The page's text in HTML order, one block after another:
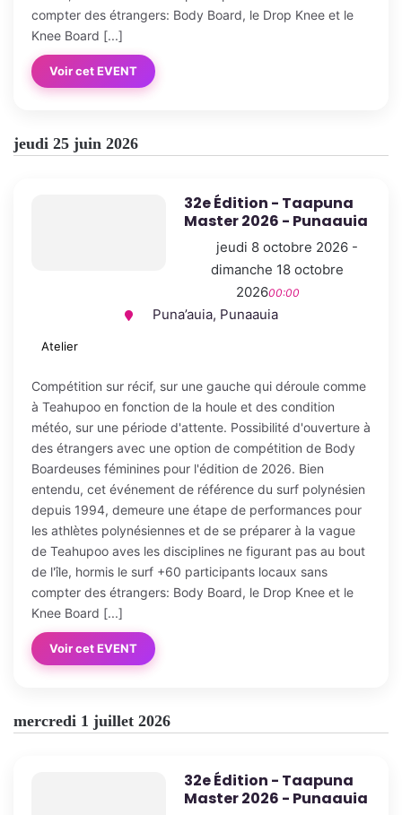
compter des étrangers: Body Board, le Drop Knee et le
Knee Board [...]
Voir cet EVENT
jeudi 25 juin 2026
32e Édition - Taapuna
Master 2026 - Punaauia
jeudi 8 octobre 2026 -
dimanche 18 octobre
202600:00
Puna’auia, Punaauia
Atelier
Compétition sur récif, sur une gauche qui déroule comme
à Teahupoo en fonction de la houle et des condition
météo, sur une période d'attente. Possibilité d'ouverture à
des étrangers avec une option de compétition de Body
Boardeuses féminines pour l'édition de 2026. Bien
entendu, cet événement de référence du surf polynésien
depuis 1994, demeure une étape de performances pour
les athlètes polynésiennes et de se préparer à la vague
de Teahupoo aves les disciplines ne figurant pas au bout
de l'île, hormis le surf +60 participants locaux sans
compter des étrangers: Body Board, le Drop Knee et le
Knee Board [...]
Voir cet EVENT
mercredi 1 juillet 2026
32e Édition - Taapuna
Master 2026 - Punaauia